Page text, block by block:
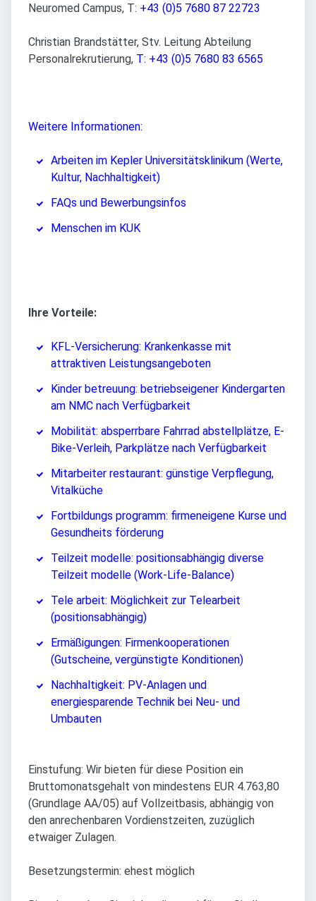
Neuromed Campus, T: +43 (0)5 7680 87 22723
Christian Brandstätter, Stv. Leitung Abteilung
Personalrekrutierung, T: +43 (0)5 7680 83 6565
Weitere Informationen:
Arbeiten im Kepler Universitätsklinikum (Werte,
Kultur, Nachhaltigkeit)
FAQs und Bewerbungsinfos
Menschen im KUK
Ihre Vorteile:
KFL-Versicherung: Krankenkasse mit
attraktiven Leistungsangeboten
Kinder betreuung: betriebseigener Kindergarten
am NMC nach Verfügbarkeit
Mobilität: absperrbare Fahrrad abstellplätze, E-
Bike-Verleih, Parkplätze nach Verfügbarkeit
Mitarbeiter restaurant: günstige Verpflegung,
Vitalküche
Fortbildungs programm: firmeneigene Kurse und
Gesundheits förderung
Teilzeit modelle: positionsabhängig diverse
Teilzeit modelle (Work-Life-Balance)
Tele arbeit: Möglichkeit zur Telearbeit
(positionsabhängig)
Ermäßigungen: Firmenkooperationen
(Gutscheine, vergünstigte Konditionen)
Nachhaltigkeit: PV-Anlagen und
energiesparende Technik bei Neu- und
Umbauten
Einstufung: Wir bieten für diese Position ein
Bruttomonatsgehalt von mindestens EUR 4.763,80
(Grundlage AA/05) auf Vollzeitbasis, abhängig von
den anrechenbaren Vordienstzeiten, zuzüglich
etwaiger Zulagen.
Besetzungstermin: ehest möglich